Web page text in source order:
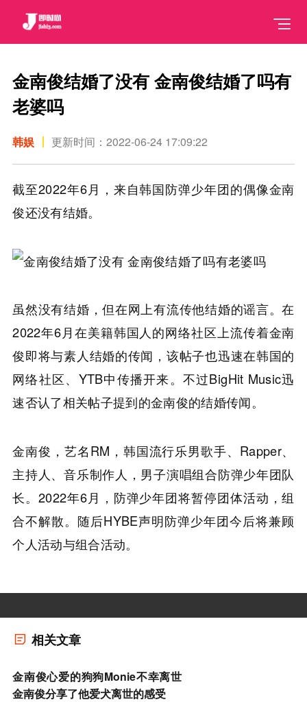
金南俊结婚了没有 金南俊结婚了吗有
老婆吗
韩娱 更新时间：2022-06-24 17:09:22
截至2022年6月，来自韩国防弹少年团的偶像金南
俊还没有结婚。
虽然没有结婚，但在网上有流传他结婚的谣言。在
2022年6月在美籍韩国人的网络社区上流传着金南
俊即将与素人结婚的传闻，该帖子也迅速在韩国的
网络社区、YTB中传播开来。不过BigHit Music迅
速否认了相关帖子提到的金南俊的结婚传闻。
金南俊，艺名RM，韩国流行乐男歌手、Rapper、
主持人、音乐制作人，男子演唱组合防弹少年团队
长。2022年6月，防弹少年团将暂停团体活动，组
合不解散。随后HYBE声明防弹少年团今后将兼顾
个人活动与组合活动。
相关文章
金南俊心爱的狗狗Monie不幸离世
金南俊分享了他爱犬离世的感受